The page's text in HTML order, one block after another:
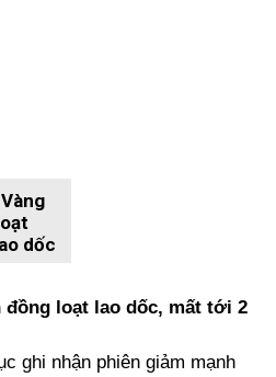
dốc
đồng loạt lao dốc, mất tới 2
ghi nhận phiên giảm mạnh